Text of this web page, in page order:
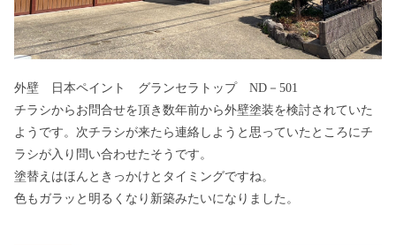
外壁 日本ペイント グランセラトップ ND－501
チラシからお問合せを頂き数年前から外壁塗装を検討されていた
ようです。次チラシが来たら連絡しようと思っていたところにチ
ラシが入り問い合わせたそうです。
塗替えはほんときっかけとタイミングですね。
色もガラッと明るくなり新築みたいになりました。